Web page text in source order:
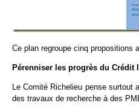
Ce plan regroupe cinq propositions
Pérenniser les progrès du Crédit
Le Comité Richelieu pense surtout
des travaux de recherche à des